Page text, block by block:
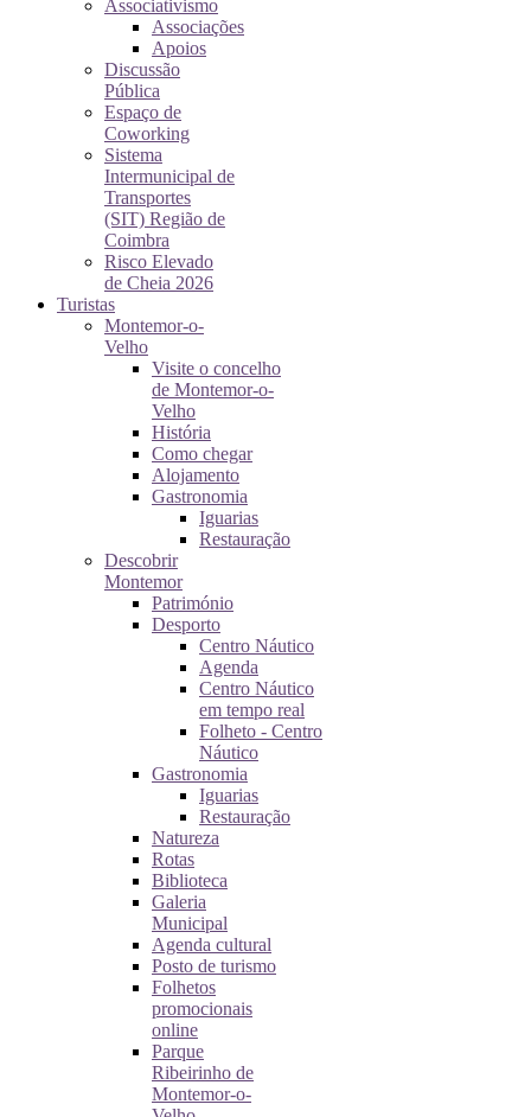
Associativismo
Associações
Apoios
Discussão
Pública
Espaço de
Coworking
Sistema
Intermunicipal de
Transportes
(SIT) Região de
Coimbra
Risco Elevado
de Cheia 2026
Turistas
Montemor-o-
Velho
Visite o concelho
de Montemor-o-
Velho
História
Como chegar
Alojamento
Gastronomia
Iguarias
Restauração
Descobrir
Montemor
Património
Desporto
Centro Náutico
Agenda
Centro Náutico
em tempo real
Folheto - Centro
Náutico
Gastronomia
Iguarias
Restauração
Natureza
Rotas
Biblioteca
Galeria
Municipal
Agenda cultural
Posto de turismo
Folhetos
promocionais
online
Parque
Ribeirinho de
Montemor-o-